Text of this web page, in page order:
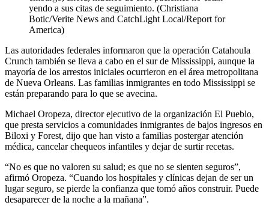
yendo a sus citas de seguimiento. (Christiana
Botic/Verite News and CatchLight Local/Report for
America)
Las autoridades federales informaron que la operación Catahoula
Crunch también se lleva a cabo en el sur de Mississippi, aunque la
mayoría de los arrestos iniciales ocurrieron en el área metropolitana
de Nueva Orleans. Las familias inmigrantes en todo Mississippi se
están preparando para lo que se avecina.
Michael Oropeza, director ejecutivo de la organización El Pueblo,
que presta servicios a comunidades inmigrantes de bajos ingresos en
Biloxi y Forest, dijo que han visto a familias postergar atención
médica, cancelar chequeos infantiles y dejar de surtir recetas.
“No es que no valoren su salud; es que no se sienten seguros”,
afirmó Oropeza. “Cuando los hospitales y clínicas dejan de ser un
lugar seguro, se pierde la confianza que tomó años construir. Puede
desaparecer de la noche a la mañana”.